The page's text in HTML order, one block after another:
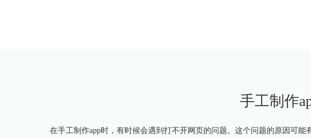
手工制作
在手工制作app时，有时候会遇到打不开网页的问题。这个问题的原因可